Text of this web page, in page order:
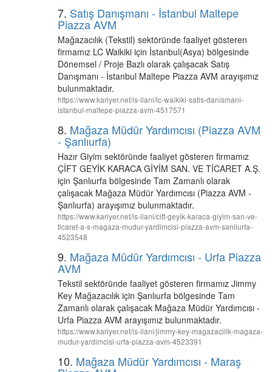
7. Satış Danışmanı - İstanbul Maltepe
Piazza AVM
Mağazacılık (Tekstil) sektöründe faaliyet gösteren
firmamız LC Waikiki için İstanbul(Asya) bölgesinde
Dönemsel / Proje Bazlı olarak çalışacak Satış
Danışmanı - İstanbul Maltepe Piazza AVM arayışımız
bulunmaktadır.
https://www.kariyer.net/is-ilani/lc-waikiki-satis-danismani-
istanbul-maltepe-piazza-avm-4517571
8. Mağaza Müdür Yardımcısı (Piazza AVM
- Şanlıurfa)
Hazır Giyim sektöründe faaliyet gösteren firmamız
ÇİFT GEYİK KARACA GİYİM SAN. VE TİCARET A.Ş.
için Şanlıurfa bölgesinde Tam Zamanlı olarak
çalışacak Mağaza Müdür Yardımcısı (Piazza AVM -
Şanlıurfa) arayışımız bulunmaktadır.
https://www.kariyer.net/is-ilani/cift-geyik-karaca-giyim-san-ve-
ticaret-a-s-magaza-mudur-yardimcisi-piazza-avm-sanliurfa-
4523548
9. Mağaza Müdür Yardımcısı - Urfa Piazza
AVM
Tekstil sektöründe faaliyet gösteren firmamız Jimmy
Key Mağazacılık için Şanlıurfa bölgesinde Tam
Zamanlı olarak çalışacak Mağaza Müdür Yardımcısı -
Urfa Piazza AVM arayışımız bulunmaktadır.
https://www.kariyer.net/is-ilani/jimmy-key-magazacilik-magaza-
mudur-yardimcisi-urfa-piazza-avm-4523391
10. Mağaza Müdür Yardımcısı - Maraş